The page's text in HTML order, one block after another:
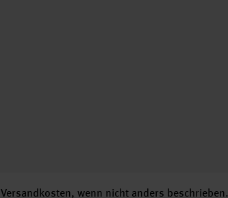
Versandkosten, wenn nicht anders beschrieben.